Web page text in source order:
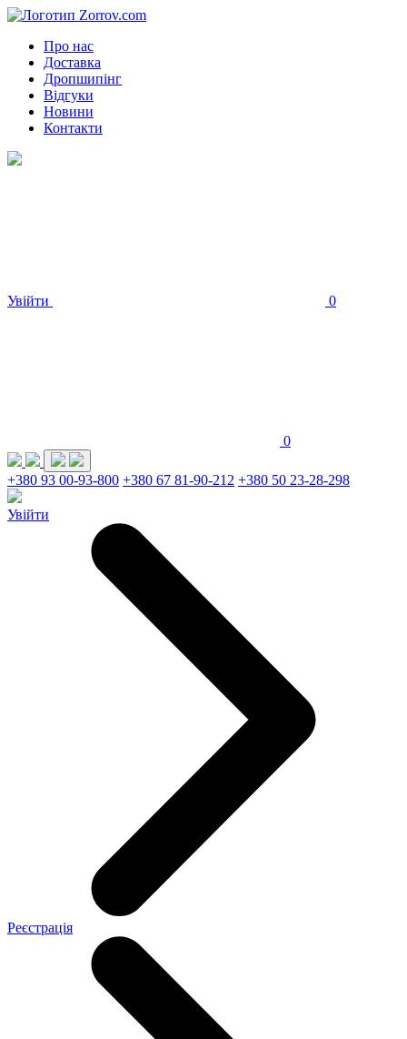
Про нас
Доставка
Дропшипінг
Відгуки
Новини
Контакти
Увійти 0
0
+380 93 00-93-800 +380 67 81-90-212 +380 50 23-28-298
Увійти
Реєстрація